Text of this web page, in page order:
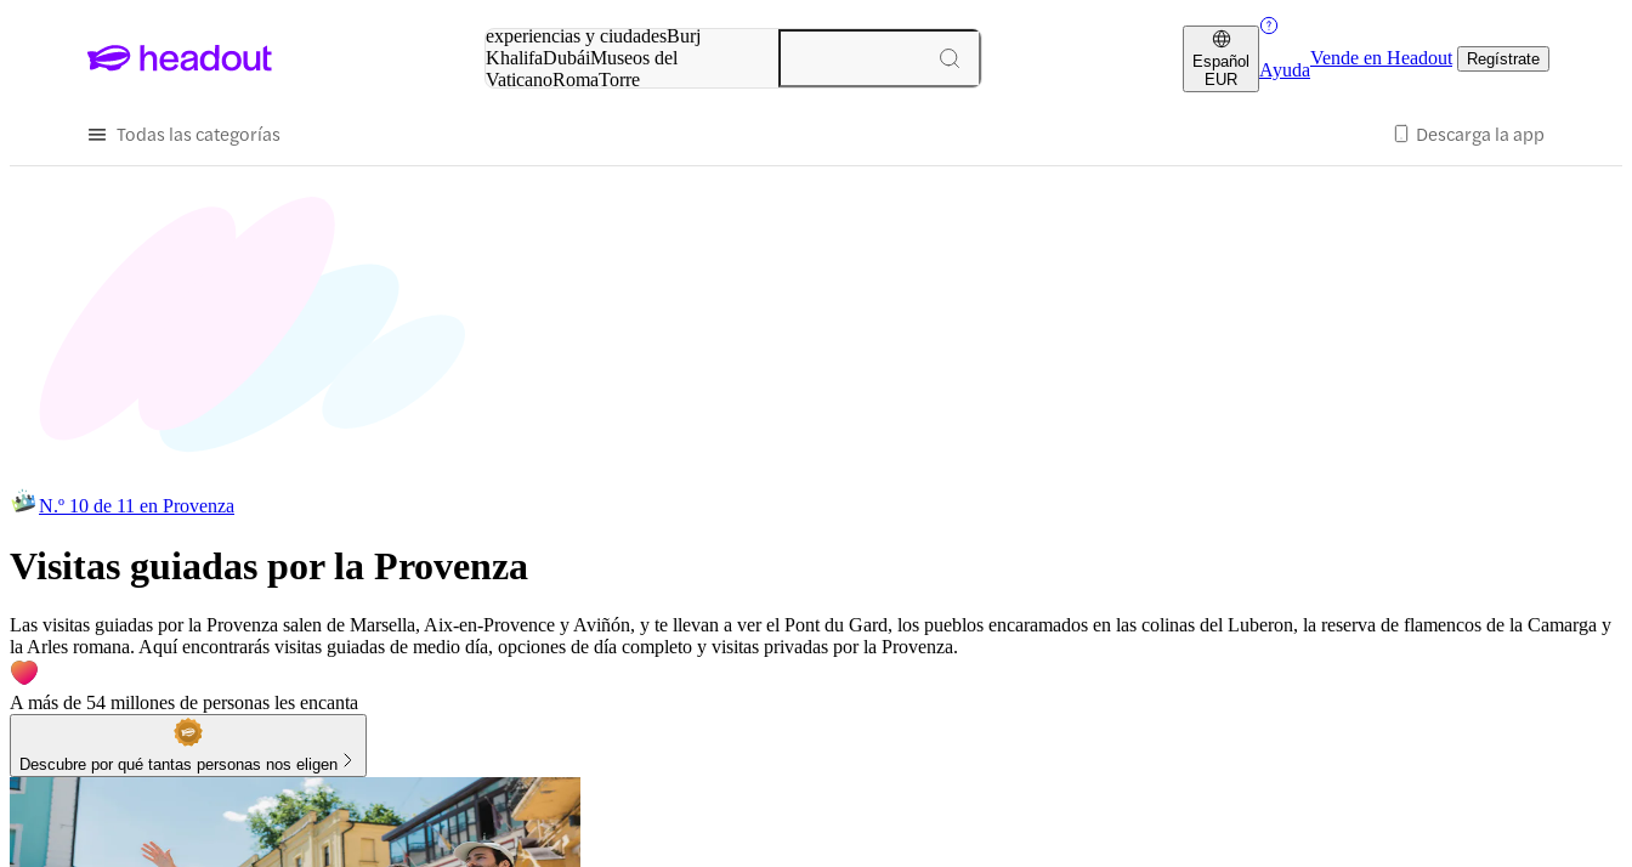
experiencias y ciudadesBurj
KhalifaDubáiMuseos del
VaticanoRomaTorre
Español
EUR
Ayuda
Vende en Headout Regístrate
Todas las categorías Descarga la app
N.º 10 de 11 en Provenza
Visitas guiadas por la Provenza
Las visitas guiadas por la Provenza salen de Marsella, Aix-en-Provence y Aviñón, y te llevan a ver el Pont du Gard, los pueblos encaramados en las colinas del Luberon, la reserva de flamencos de la Camarga y
la Arles romana. Aquí encontrarás visitas guiadas de medio día, opciones de día completo y visitas privadas por la Provenza.
A más de 54 millones de personas les encanta
Descubre por qué tantas personas nos eligen